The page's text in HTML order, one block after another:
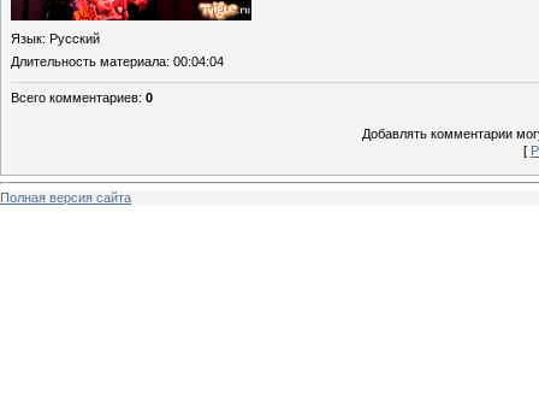
Язык: Русский
Длительность материала: 00:04:04
Всего комментариев: 0
Добавлять комментарии
[
Полная версия сайта